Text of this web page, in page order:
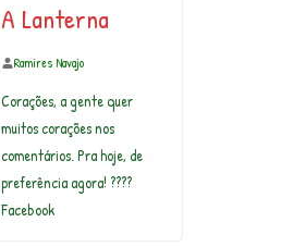
A Lanterna
Ramires Navajo
Corações, a gente quer
muitos corações nos
comentários. Pra hoje, de
preferência agora! ????
Facebook